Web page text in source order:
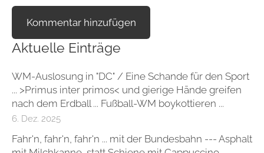
Aktuelle Einträge
WM-Auslosung in "DC" / Eine Schande für den Sport
... >Primus inter primos< und gierige Hände greifen
nach dem Erdball ... Fußball-WM boykottieren ...
6. Dez. 2025
Fahr'n, fahr'n, fahr'n ... mit der Bundesbahn --- Asphalt